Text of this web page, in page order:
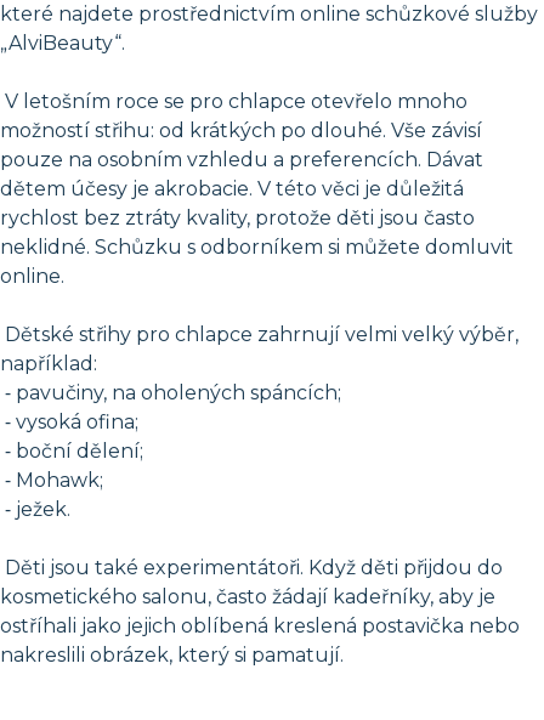
které najdete prostřednictvím online schůzkové služby
„AlviBeauty“.
V letošním roce se pro chlapce otevřelo mnoho
možností střihu: od krátkých po dlouhé. Vše závisí
pouze na osobním vzhledu a preferencích. Dávat
dětem účesy je akrobacie. V této věci je důležitá
rychlost bez ztráty kvality, protože děti jsou často
neklidné. Schůzku s odborníkem si můžete domluvit
online.
Dětské střihy pro chlapce zahrnují velmi velký výběr,
například:
⁃ pavučiny, na oholených spáncích;
⁃ vysoká ofina;
⁃ boční dělení;
⁃ Mohawk;
⁃ ježek.
Děti jsou také experimentátoři. Když děti přijdou do
kosmetického salonu, často žádají kadeřníky, aby je
ostříhali jako jejich oblíbená kreslená postavička nebo
nakreslili obrázek, který si pamatují.